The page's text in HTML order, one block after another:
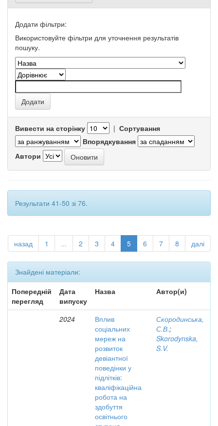
Додати фільтри:
Використовуйте фільтри для уточнення результатів
пошуку.
Вивести на сторінку | Сортування
Впорядкування
Автори
Результати 41-50 зі 76.
назад 1 ... 2 3 4 5 6 7 8 далі
Знайдені матеріали:
Попередній
перегляд
Дата
випуску
Назва Автор(и)
2024
Вплив
соціальних
мереж на
розвиток
девіантної
поведінки у
підлітків:
кваліфікаційна
робота на
здобуття
освітнього
Скородинська,
С.В.;
Skorodynska,
S.V.